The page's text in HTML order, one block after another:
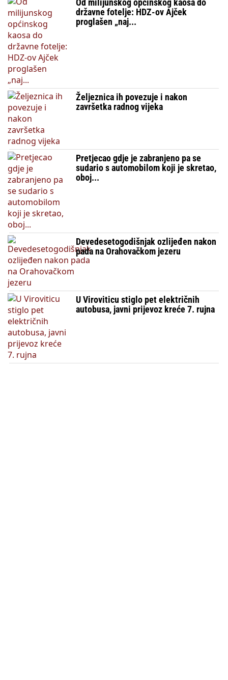
Od milijunskog općinskog kaosa do
državne fotelje: HDZ-ov Ajček
proglašen „naj...
Željeznica ih povezuje i nakon
završetka radnog vijeka
Pretjecao gdje je zabranjeno pa se
sudario s automobilom koji je skretao,
oboj...
Devedesetogodišnjak ozlijeđen nakon
pada na Orahovačkom jezeru
U Viroviticu stiglo pet električnih
autobusa, javni prijevoz kreće 7. rujna